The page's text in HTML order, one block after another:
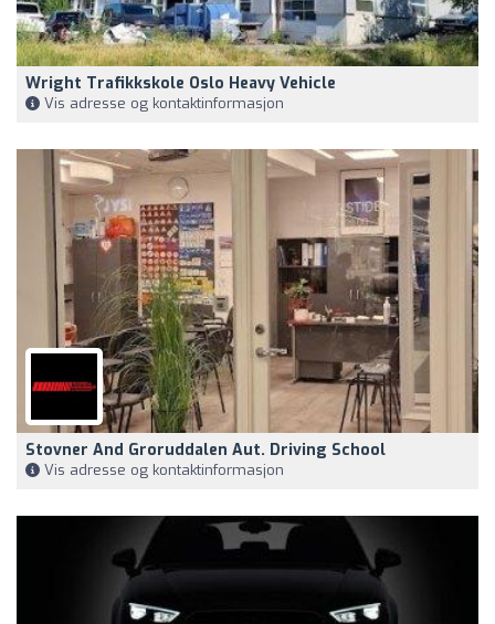
Wright Trafikkskole Oslo Heavy Vehicle
Vis adresse og kontaktinformasjon
Stovner And Groruddalen Aut. Driving School
Vis adresse og kontaktinformasjon